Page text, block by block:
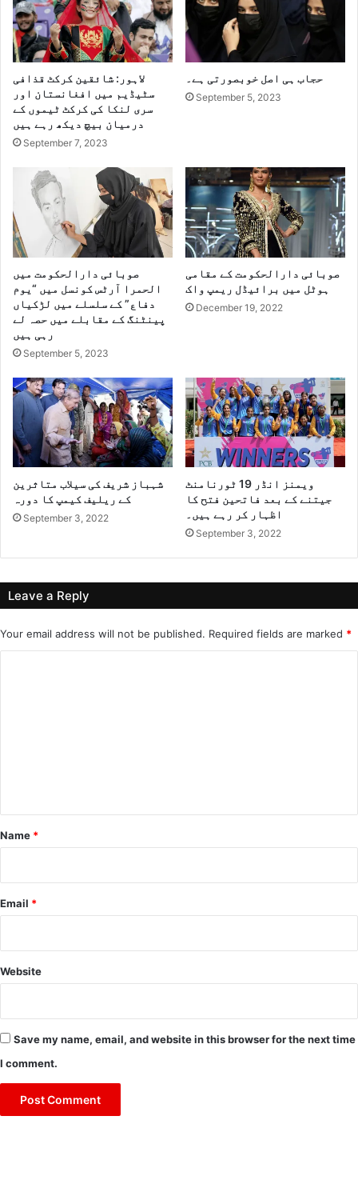
لاہور: شائقین کرکٹ قذافی
سٹیڈیم میں افغانستان اور
سری لنکا کی کرکٹ ٹیموں کے
درمیان بیچ دیکھ رہے ہیں
September 7, 2023
حجاب ہی اصل خوبصورتی ہے۔
September 5, 2023
صوبائی دارالحکومت میں
الحمرا آرٹس کونسل میں “یوم
دفاع” کے سلسلے میں لڑکیاں
پینٹنگ کے مقابلے میں حصہ لے
رہی ہیں
September 5, 2023
صوبائی دارالحکومت کے مقامی
ہوٹل میں برائیڈل ریمپ واک
December 19, 2022
شہباز شریف کی سیلاب متاثرین
کے ریلیف کیمپ کا دورہ
September 3, 2022
ویمنز انڈر 19 ٹورنامنٹ
جیتنے کے بعد فاتحین فتح کا
اظہار کر رہے ہیں۔
September 3, 2022
Leave a Reply
Your email address will not be published. Required fields are marked *
*
Name *
Email *
Website
Save my name, email, and website in this browser for the next time
I comment.